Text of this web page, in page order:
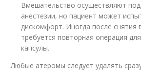
Вмешательство осуществляют
анестезии, но пациент может
дискомфорт. Иногда после снятия
требуется повторная операция
капсулы.
Любые атеромы следует удалять